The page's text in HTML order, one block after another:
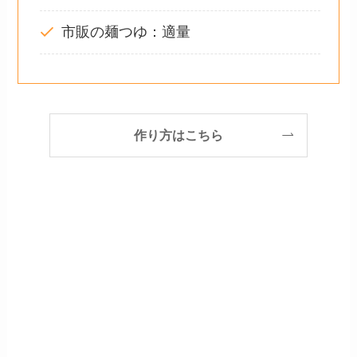
市販の麺つゆ：適量
作り方はこちら